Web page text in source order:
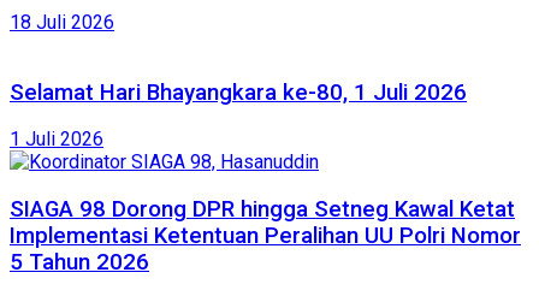
18 Juli 2026
Selamat Hari Bhayangkara ke-80, 1 Juli 2026
1 Juli 2026
SIAGA 98 Dorong DPR hingga Setneg Kawal Ketat
Implementasi Ketentuan Peralihan UU Polri Nomor
5 Tahun 2026